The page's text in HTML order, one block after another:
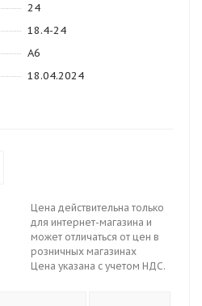
24
18.4-24
А6
18.04.2024
Цена действительна только
для интернет-магазина и
может отличаться от цен в
розничных магазинах
Цена указана с учетом НДС.